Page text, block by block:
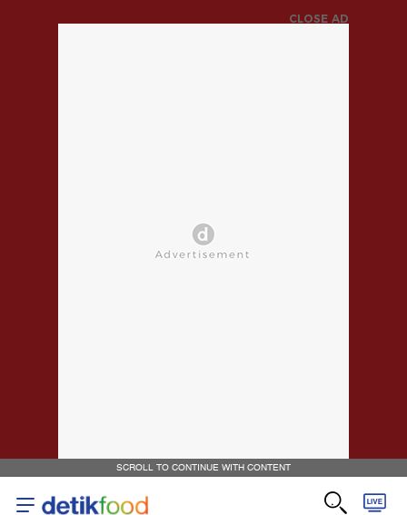
CLOSE AD
SCROLL TO CONTINUE WITH CONTENT